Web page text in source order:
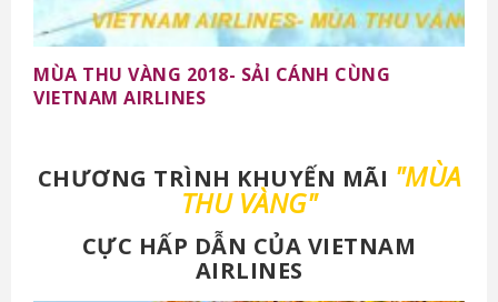
MÙA THU VÀNG 2018- SẢI CÁNH CÙNG
VIETNAM AIRLINES
CHƯƠNG TRÌNH KHUYẾN MÃI "MÙA
THU VÀNG"
CỰC HẤP DẪN CỦA VIETNAM
AIRLINES